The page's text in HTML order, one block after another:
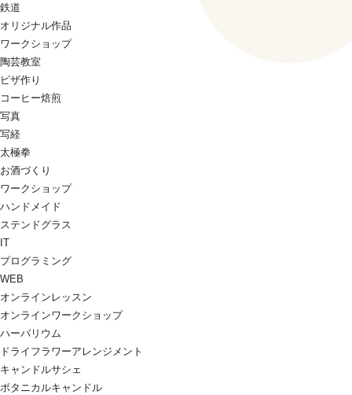
鉄道
オリジナル作品
ワークショップ
陶芸教室
ピザ作り
コーヒー焙煎
写真
写経
太極拳
お酒づくり
ワークショップ
ハンドメイド
ステンドグラス
IT
プログラミング
WEB
オンラインレッスン
オンラインワークショップ
ハーバリウム
ドライフラワーアレンジメント
キャンドルサシェ
ボタニカルキャンドル